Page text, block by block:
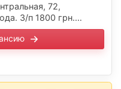
72,
З/п 1800 грн.
ДНЯ! График